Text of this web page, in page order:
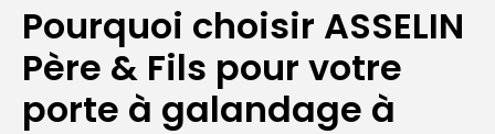
Pourquoi choisir ASSELIN
Père & Fils pour votre
porte à galandage à